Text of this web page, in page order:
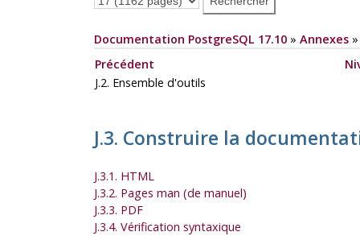
Documentation PostgreSQL 17.10» Annexes
Précédent
J.2. Ensemble d'outils
J.3. Construire la
J.3.1. HTML
J.3.2. Pages man (de manuel)
J.3.3. PDF
J.3.4. Vérification syntaxique